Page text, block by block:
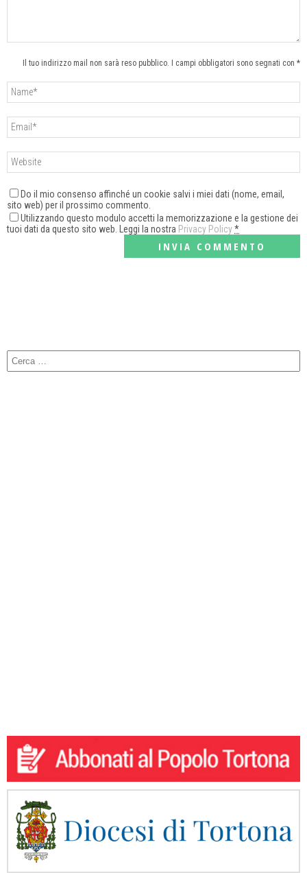
Il tuo indirizzo mail non sarà reso pubblico. I campi obbligatori sono segnati con *
Do il mio consenso affinché un cookie salvi i miei dati (nome, email,
sito web) per il prossimo commento.
Utilizzando questo modulo accetti la memorizzazione e la gestione dei
tuoi dati da questo sito web. Leggi la nostra Privacy Policy*